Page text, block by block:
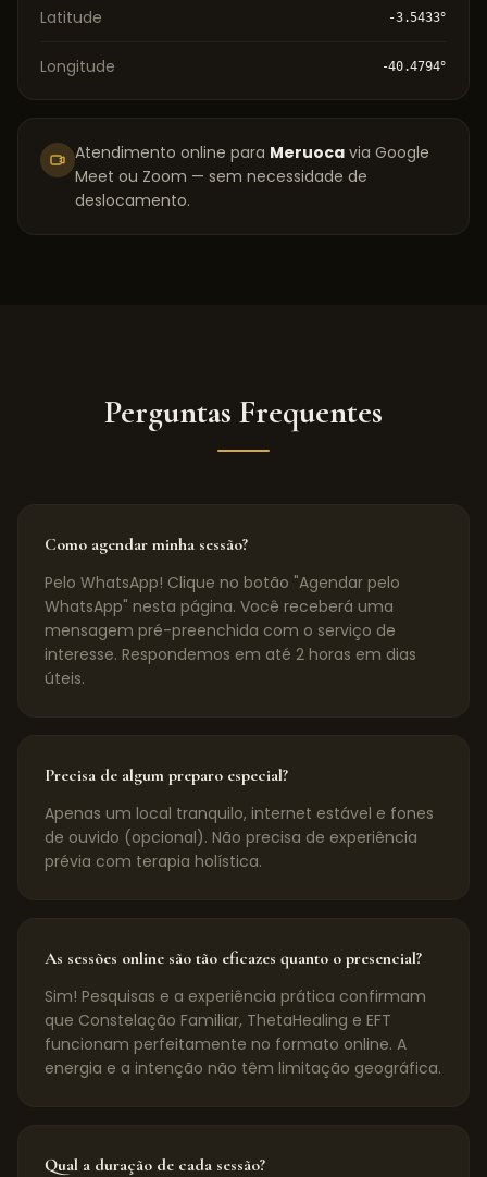
Latitude -3.5433°
Longitude -40.4794°
Atendimento online para Meruoca via Google
Meet ou Zoom — sem necessidade de
deslocamento.
Perguntas Frequentes
Como agendar minha sessão?
Pelo WhatsApp! Clique no botão "Agendar pelo
WhatsApp" nesta página. Você receberá uma
mensagem pré-preenchida com o serviço de
interesse. Respondemos em até 2 horas em dias
úteis.
Precisa de algum preparo especial?
Apenas um local tranquilo, internet estável e fones
de ouvido (opcional). Não precisa de experiência
prévia com terapia holística.
As sessões online são tão eficazes quanto o presencial?
Sim! Pesquisas e a experiência prática confirmam
que Constelação Familiar, ThetaHealing e EFT
funcionam perfeitamente no formato online. A
energia e a intenção não têm limitação geográfica.
Qual a duração de cada sessão?